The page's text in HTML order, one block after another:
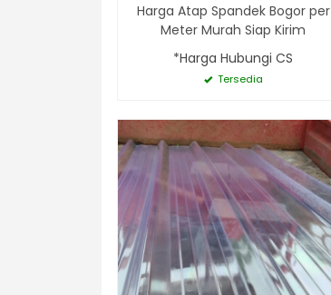
Harga Atap Spandek Bogor per
Meter Murah Siap Kirim
*Harga Hubungi CS
Tersedia